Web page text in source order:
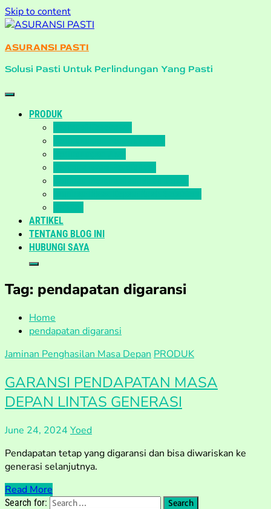
Skip to content
ASURANSI PASTI
Solusi Pasti Untuk Perlindungan Yang Pasti
PRODUK
ARTIKEL
TENTANG BLOG INI
HUBUNGI SAYA
Tag: pendapatan digaransi
Home
pendapatan digaransi
Jaminan Penghasilan Masa Depan PRODUK
GARANSI PENDAPATAN MASA
DEPAN LINTAS GENERASI
June 24, 2024 Yoed
Pendapatan tetap yang digaransi dan bisa diwariskan ke
generasi selanjutnya.
Read More
Search for: